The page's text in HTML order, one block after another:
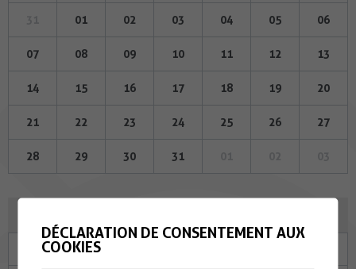
01 02 03 04 05 06
07 08 09 10 11 12 13
14 15 16 17 18 19 20
21 22 23 24 25 26 27
28 29 30 31
Ma
DÉCLARATION DE CONSENTEMENT AUX
COOKIES